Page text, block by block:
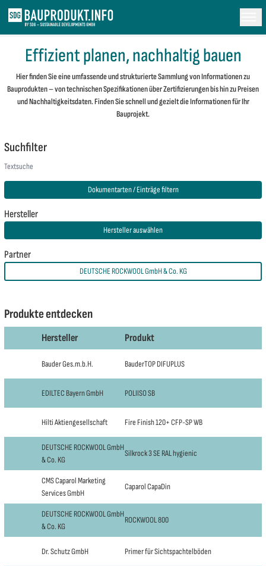
Effizient planen, nachhaltig bauen
Hier finden Sie eine umfassende und strukturierte Sammlung von Informationen zu
Bauprodukten – von technischen Spezifikationen über Zertifizierungen bis hin zu Preisen
und Nachhaltigkeitsdaten. Finden Sie schnell und gezielt die Informationen für Ihr
Bauprojekt.
Suchfilter
Dokumentarten / Einträge filtern
Hersteller
Hersteller auswählen
Partner
DEUTSCHE ROCKWOOL GmbH & Co. KG
Produkte entdecken
Hersteller Produkt
Bauder Ges.m.b.H. BauderTOP DIFUPLUS
EDILTEC Bayern GmbH POLIISO SB
Hilti Aktiengesellschaft Fire Finish 120+ CFP-SP WB
DEUTSCHE ROCKWOOL GmbH
& Co. KG
Silkrock 3 SE RAL hygienic
CMS Caparol Marketing
Services GmbH
Caparol CapaDin
DEUTSCHE ROCKWOOL GmbH
& Co. KG
ROCKWOOL 800
Dr. Schutz GmbH Primer für Sichtspachtelböden